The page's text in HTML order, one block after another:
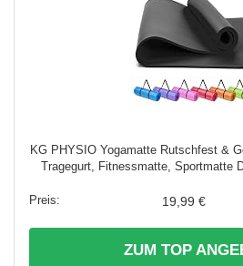
KG PHYSIO Yogamatte Rutschfest &
Tragegurt, Fitnessmatte, Sportmatte
19,99 €
ZUM TOP